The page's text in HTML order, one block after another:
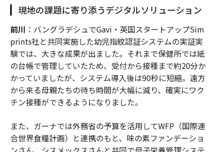
現地の課題に寄り添うデジタルソリューション
前川 ：バングラデシュでGavi・英国スタートアップSim
prints社と共同実施した幼児指紋認証システムの実証実
験では、大きな成果が出ました。それまで保健所では紙
の台帳で管理していたため、受付から接種まで約20分か
かっていましたが、システム導入後は90秒に短縮。遠方
から来る母親たちの待ち時間が大幅に減り、確実にワク
チン接種ができるようになりました。
また、ガーナでは外務省の予算を活用してWFP（国際連
合世界食糧計画）と連携のもと、味の素ファンデーショ